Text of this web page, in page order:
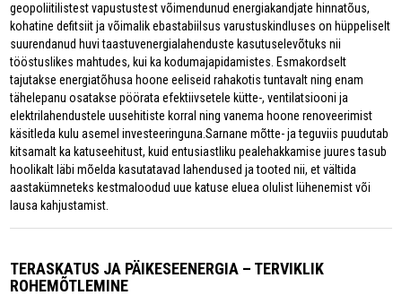
geopoliitilistest vapustustest võimendunud energiakandjate hinnatõus,
kohatine defitsiit ja võimalik ebastabiilsus varustuskindluses on hüppeliselt
suurendanud huvi taastuvenergialahenduste kasutuselevõtuks nii
tööstuslikes mahtudes, kui ka kodumajapidamistes. Esmakordselt
tajutakse energiatõhusa hoone eeliseid rahakotis tuntavalt ning enam
tähelepanu osatakse pöörata efektiivsetele kütte-, ventilatsiooni ja
elektrilahendustele uusehitiste korral ning vanema hoone renoveerimist
käsitleda kulu asemel investeeringuna.Sarnane mõtte- ja teguviis puudutab
kitsamalt ka katuseehitust, kuid entusiastliku pealehakkamise juures tasub
hoolikalt läbi mõelda kasutatavad lahendused ja tooted nii, et vältida
aastakümneteks kestmaloodud uue katuse eluea olulist lühenemist või
lausa kahjustamist.
TERASKATUS JA PÄIKESEENERGIA – TERVIKLIK
ROHEMÕTLEMINE